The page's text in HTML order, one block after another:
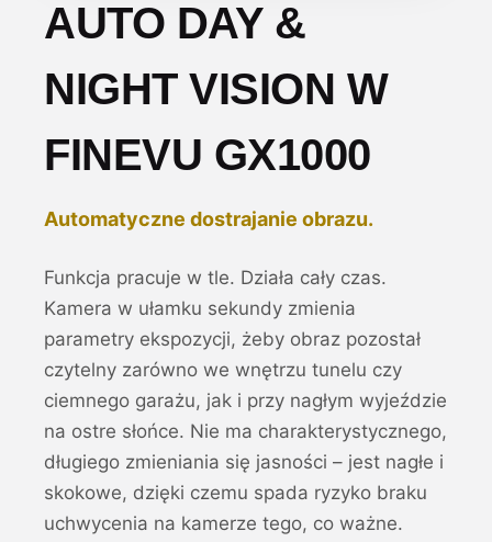
AUTO DAY &
NIGHT VISION W
FINEVU GX1000
Automatyczne dostrajanie obrazu.
Funkcja pracuje w tle. Działa cały czas.
Kamera w ułamku sekundy zmienia
parametry ekspozycji, żeby obraz pozostał
czytelny zarówno we wnętrzu tunelu czy
ciemnego garażu, jak i przy nagłym wyjeździe
na ostre słońce. Nie ma charakterystycznego,
długiego zmieniania się jasności – jest nagłe i
skokowe, dzięki czemu spada ryzyko braku
uchwycenia na kamerze tego, co ważne.